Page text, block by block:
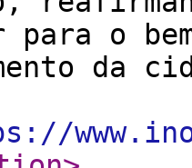
o
da